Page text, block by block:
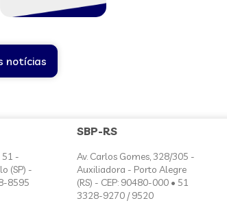
notícias
51 -
(SP) -
8595
SBP-RS
Av. Carlos Gomes, 328/305 -
Auxiliadora - Porto Alegre
(RS) - CEP: 90480-000 • 51
3328-9270 / 9520